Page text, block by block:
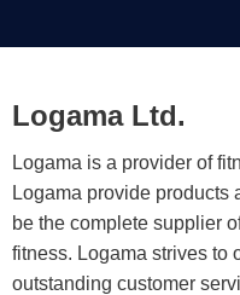
Logama Ltd.
Logama is a provider of
Logama provide products
be the complete supplier
fitness. Logama strives to
outstanding customer